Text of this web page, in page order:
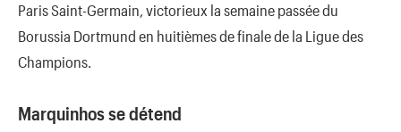
Paris Saint-Germain, victorieux la semaine passée du
Borussia Dortmund en huitièmes de finale de la Ligue des
Champions.
Marquinhos se détend